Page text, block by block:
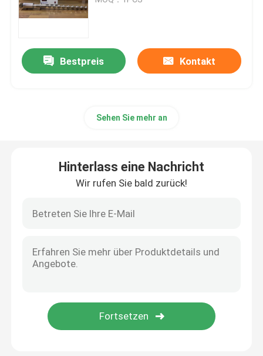
Versenkbare Ultrasonic Transducer
Ultraschall Reinigungsmaschine
Ultraschallzellunterbrecherscheibe
Ultraschallreaktor
piezoelektrische keramische Disketten
Bestpreis Kontakt
Sehen Sie mehr an
Hinterlass eine Nachricht
Wir rufen Sie bald zurück!